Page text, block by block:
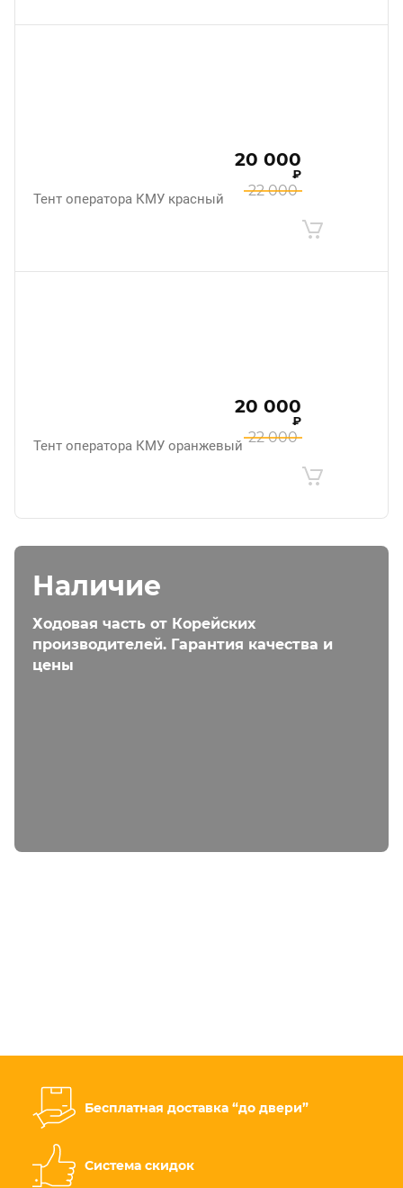
Тент оператора КМУ красный 22 000
20 000
₽
Тент оператора КМУ оранжевый 22 000
20 000
₽
Наличие
Ходовая часть от Корейских
производителей. Гарантия качества и
цены
Бесплатная доставка “до двери”
Система скидок